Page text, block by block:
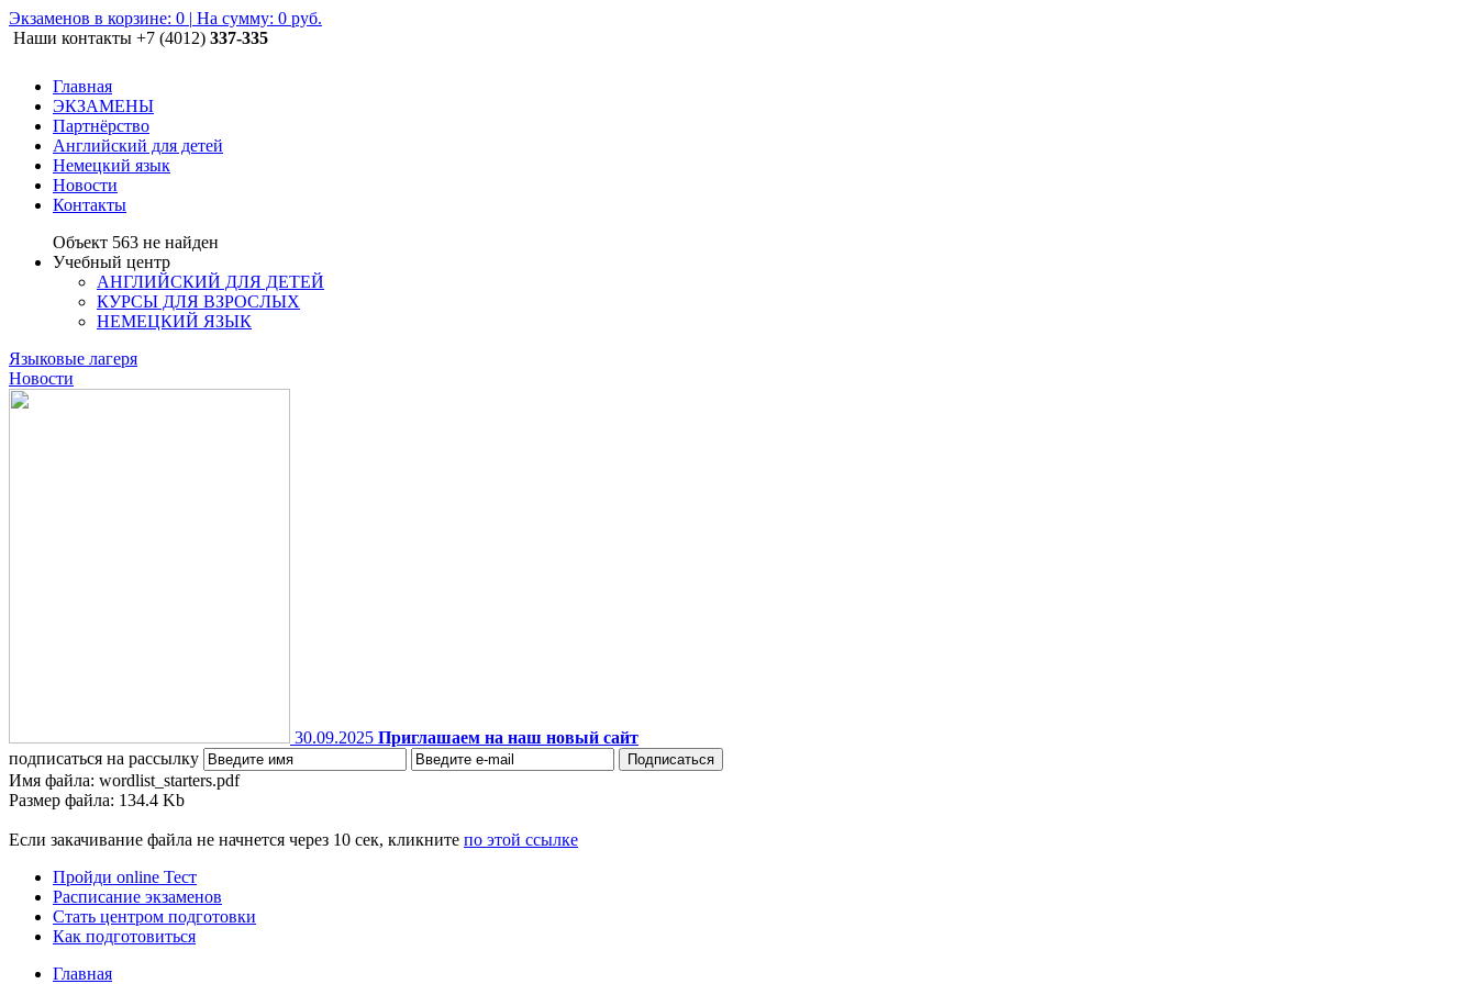
Экзаменов в корзине: 0 | На сумму: 0 руб.
Наши контакты +7 (4012) 337-335
Главная
ЭКЗАМЕНЫ
Партнёрство
Английский для детей
Немецкий язык
Новости
Контакты
Объект 563 не найден
Учебный центр
АНГЛИЙСКИЙ ДЛЯ ДЕТЕЙ
КУРСЫ ДЛЯ ВЗРОСЛЫХ
НЕМЕЦКИЙ ЯЗЫК
Языковые лагеря
Новости
30.09.2025 Приглашаем на наш новый сайт
подписаться на рассылку
Имя файла: wordlist_starters.pdf
Размер файла: 134.4 Kb
Если закачивание файла не начнется через 10 сек, кликните по этой ссылке
Пройди online Тест
Расписание экзаменов
Стать центром подготовки
Как подготовиться
Главная